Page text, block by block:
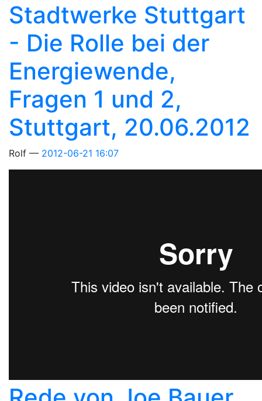
Stadtwerke Stuttgart
- Die Rolle bei der
Energiewende,
Fragen 1 und 2,
Stuttgart, 20.06.2012
Rolf 2012-06-21 16:07